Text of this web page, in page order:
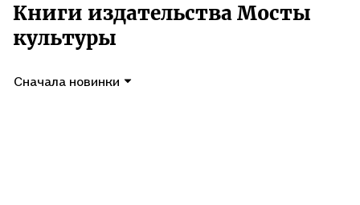
Книги издательства Мосты
культуры
Сначала новинки